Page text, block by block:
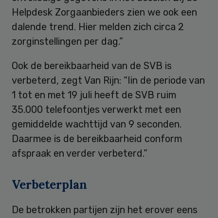
Helpdesk Zorgaanbieders zien we ook een
dalende trend. Hier melden zich circa 2
zorginstellingen per dag.”
Ook de bereikbaarheid van de SVB is
verbeterd, zegt Van Rijn: “Iin de periode van
1 tot en met 19 juli heeft de SVB ruim
35.000 telefoontjes verwerkt met een
gemiddelde wachttijd van 9 seconden.
Daarmee is de bereikbaarheid conform
afspraak en verder verbeterd.”
Verbeterplan
De betrokken partijen zijn het erover eens